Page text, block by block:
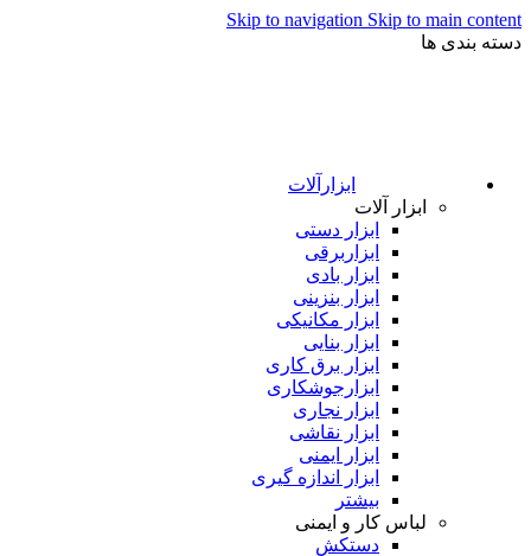
Skip to navigation Skip to main content
دسته بندی ها
ابزارآلات
ابزار آلات
ابزار دستی
ابزاربرقی
ابزار بادی
ابزار بنزینی
ابزار مکانیکی
ابزار بنایی
ابزار برق کاری
ابزارجوشکاری
ابزار نجاری
ابزار نقاشی
ابزار ایمنی
ابزار اندازه گیری
بیشتر
لباس کار و ایمنی
دستکش